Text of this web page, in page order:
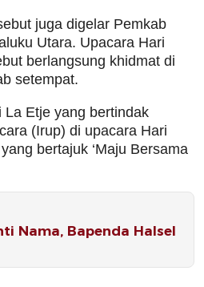
juga digelar Pemkab
Utara. Upacara Hari
berlangsung khidmat di
setempat.
La Etje yang bertindak
(Irup) di upacara Hari
bertajuk ‘Maju Bersama
Nama, Bapenda Halsel